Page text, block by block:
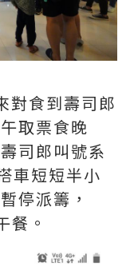
對食到壽司郎
取票食晚
司郎叫號系
車短短半小
停派籌，
餐。